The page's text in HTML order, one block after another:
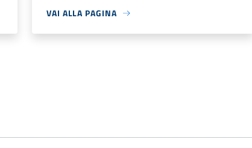
VAI ALLA PAGINA